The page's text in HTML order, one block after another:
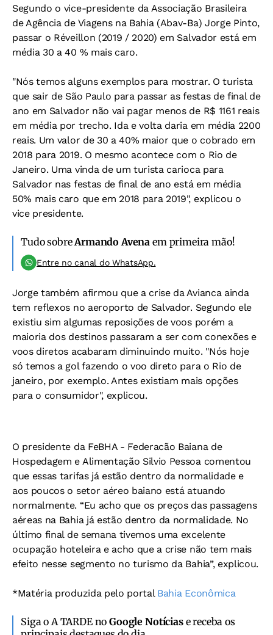
Segundo o vice-presidente da Associação Brasileira
de Agência de Viagens na Bahia (Abav-Ba) Jorge Pinto,
passar o Réveillon (2019 / 2020) em Salvador está em
média 30 a 40 % mais caro.
"Nós temos alguns exemplos para mostrar. O turista
que sair de São Paulo para passar as festas de final de
ano em Salvador não vai pagar menos de R$ 1161 reais
em média por trecho. Ida e volta daria em média 2200
reais. Um valor de 30 a 40% maior que o cobrado em
2018 para 2019. O mesmo acontece com o Rio de
Janeiro. Uma vinda de um turista carioca para
Salvador nas festas de final de ano está em média
50% mais caro que em 2018 para 2019", explicou o
vice presidente.
Tudo sobreArmando Avena em primeira mão!
Entre no canal do WhatsApp.
Jorge também afirmou que a crise da Avianca ainda
tem reflexos no aeroporto de Salvador. Segundo ele
existiu sim algumas reposições de voos porém a
maioria dos destinos passaram a ser com conexões e
voos diretos acabaram diminuindo muito. "Nós hoje
só temos a gol fazendo o voo direto para o Rio de
janeiro, por exemplo. Antes existiam mais opções
para o consumidor", explicou.
O presidente da FeBHA - Federacão Baiana de
Hospedagem e Alimentação Silvio Pessoa comentou
que essas tarifas já estão dentro da normalidade e
aos poucos o setor aéreo baiano está atuando
normalmente. “Eu acho que os preços das passagens
aéreas na Bahia já estão dentro da normalidade. No
último final de semana tivemos uma excelente
ocupação hoteleira e acho que a crise não tem mais
efeito nesse segmento no turismo da Bahia”, explicou.
*Matéria produzida pelo portal Bahia Econômica
Siga o A TARDE noGoogle Notíciase receba os